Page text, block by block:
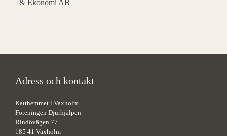
Adress och kontakt
Katthemmet i Vaxholm
Föreningen Djurhjälpen
Rindövägen 77
185 41 Vaxholm